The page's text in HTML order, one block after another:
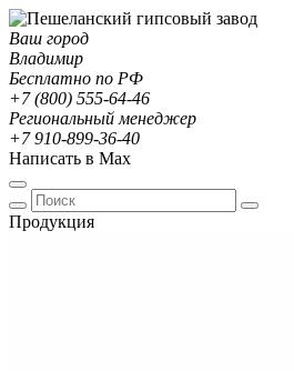
Ваш город
Владимир
Бесплатно по РФ
+7 (800) 555-64-46
Региональный менеджер
+7 910-899-36-40
Написать в Max
Продукция